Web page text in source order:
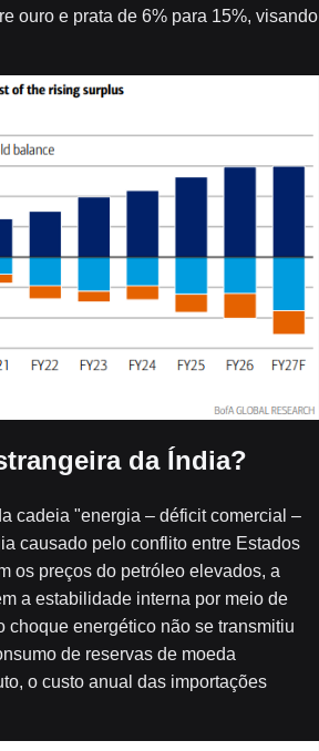
ouro e prata de 6% para 15%, visando
da Índia?
cadeia "energia – déficit comercial –
causado pelo conflito entre Estados
os preços do petróleo elevados, a
a estabilidade interna por meio de
energético não se transmitiu
de reservas de moeda
o custo anual das importações